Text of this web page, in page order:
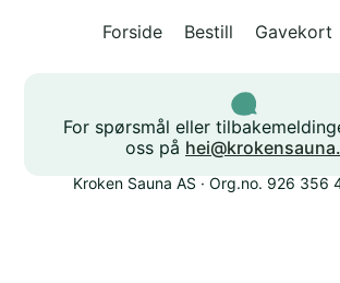
Forside Bestill Gavekort
For spørsmål eller
oss på
Kroken Sauna AS · Org.no. 926 356